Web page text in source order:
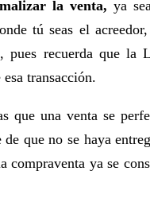
la venta, ya
tú seas el
pues recuerda que la
transacción.
que una venta se
que no se haya
compraventa ya se